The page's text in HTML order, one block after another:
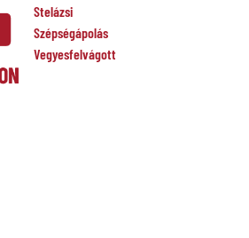
Stelázsi
Szépségápolás
Vegyesfelvágott